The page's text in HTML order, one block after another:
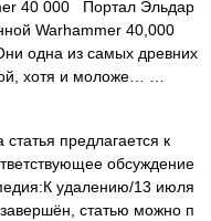
40 000 Портал Эльдар
Warhammer 40,000
одна из самых древних
хотя и моложе… …
предлагается к
обсуждение
удалению/13 июля
статью можно п